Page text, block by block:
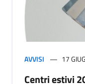
AVVISI 17
Centri estivi